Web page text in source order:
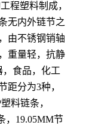
程塑料制成，
无内外链节之
由不锈钢销轴
重量轻，抗静
，食品，化工
距分为3种，
料链条，
，19.05MM节